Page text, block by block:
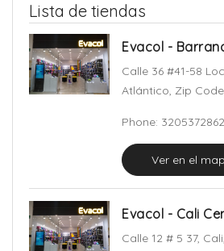
Lista de tiendas
Evacol -
Calle 36 #41-58
Atlántico, Zip
Phone: 3205372862
Ver en el
Evacol - Cali
Calle 12 # 5 37,